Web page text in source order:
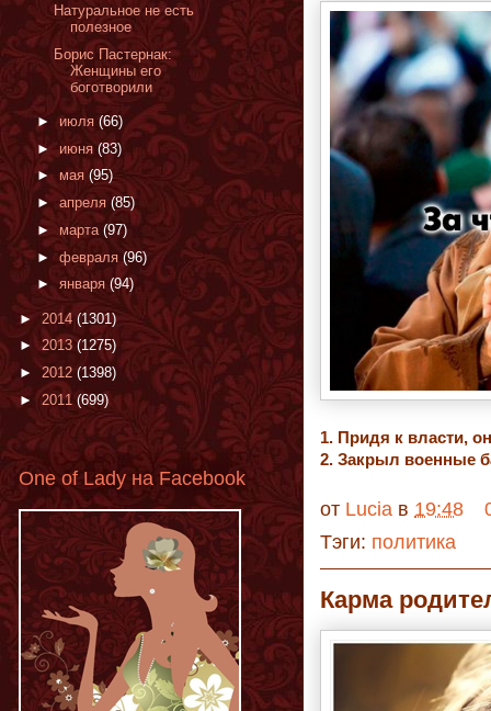
1. Придя к власти,
2. Закрыл военные
от Lucia в 19:48
Тэги: политика
Карма
Натуральное не есть
полезное
Борис Пастернак:
Женщины его
боготворили
►июля (66)
►июня(83)
► мая (95)
► апреля (85)
► марта (97)
► февраля (96)
► января (94)
► 2014 (1301)
►2013 (1275)
►2012 (1398)
► 2011 (699)
One of Lady на Facebook